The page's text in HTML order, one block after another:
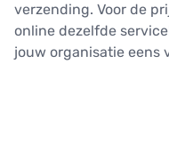
verzending. Voor de
online dezelfde
jouw organisatie eens